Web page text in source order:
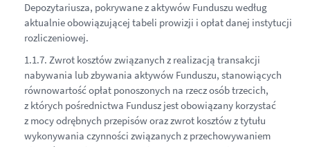
Depozytariusza, pokrywane z aktywów Funduszu według
aktualnie obowiązującej tabeli prowizji i opłat danej instytucji
rozliczeniowej.
1.1.7. Zwrot kosztów związanych z realizacją transakcji
nabywania lub zbywania aktywów Funduszu, stanowiących
równowartość opłat ponoszonych na rzecz osób trzecich,
z których pośrednictwa Fundusz jest obowiązany korzystać
z mocy odrębnych przepisów oraz zwrot kosztów z tytułu
wykonywania czynności związanych z przechowywaniem